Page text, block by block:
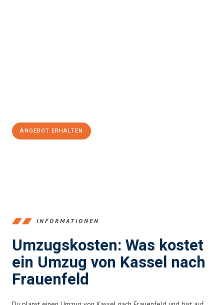
ANGEBOT ERHALTEN
INFORMATIONEN
Umzugskosten: Was kostet
ein Umzug von Kassel nach
Frauenfeld